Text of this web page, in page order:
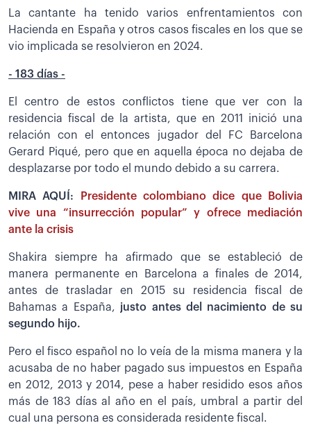
La cantante ha tenido varios enfrentamientos con
Hacienda en España y otros casos fiscales en los que se
vio implicada se resolvieron en 2024.
- 183 días -
El centro de estos conflictos tiene que ver con la
residencia fiscal de la artista, que en 2011 inició una
relación con el entonces jugador del FC Barcelona
Gerard Piqué, pero que en aquella época no dejaba de
desplazarse por todo el mundo debido a su carrera.
MIRA AQUÍ:
Presidente colombiano dice que Bolivia
vive una “insurrección popular” y ofrece mediación
ante la crisis
Shakira siempre ha afirmado que se estableció de
manera permanente en Barcelona a finales de 2014,
antes de trasladar en 2015 su residencia fiscal de
Bahamas a España, justo antes del nacimiento de su
segundo hijo.
Pero el fisco español no lo veía de la misma manera y la
acusaba de no haber pagado sus impuestos en España
en 2012, 2013 y 2014, pese a haber residido esos años
más de 183 días al año en el país, umbral a partir del
cual una persona es considerada residente fiscal.